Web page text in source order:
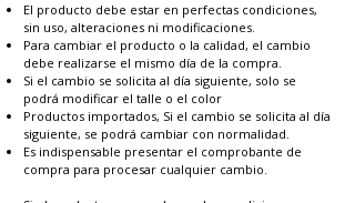
El producto debe estar en perfectas condiciones,
sin uso, alteraciones ni modificaciones.
Para cambiar el producto o la calidad, el cambio
debe realizarse el mismo día de la compra.
Si el cambio se solicita al día siguiente, solo se
podrá modificar el talle o el color
Productos importados, Si el cambio se solicita al día
siguiente, se podrá cambiar con normalidad.
Es indispensable presentar el comprobante de
compra para procesar cualquier cambio.